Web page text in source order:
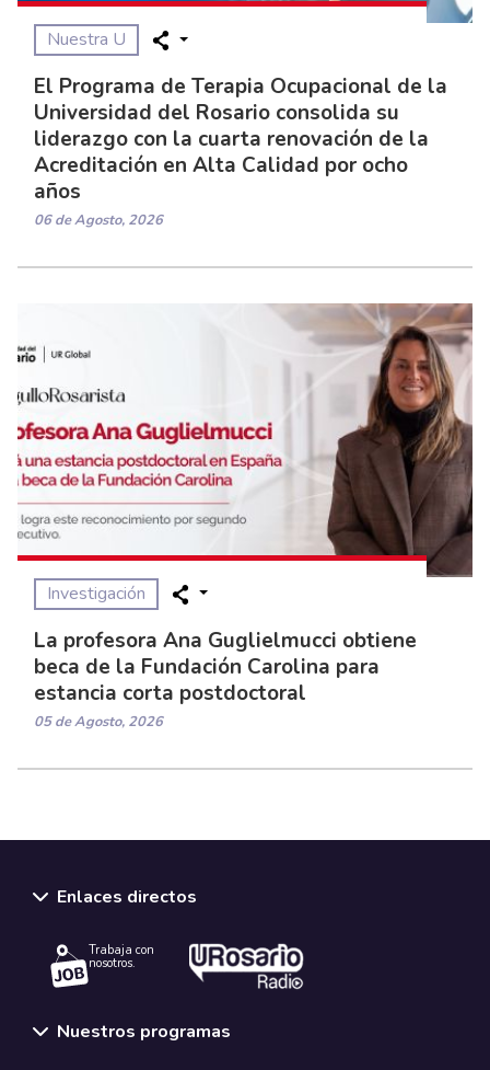
Nuestra U
El Programa de Terapia Ocupacional de la
Universidad del Rosario consolida su
liderazgo con la cuarta renovación de la
Acreditación en Alta Calidad por ocho
años
06 de Agosto, 2026
Investigación
La profesora Ana Guglielmucci obtiene
beca de la Fundación Carolina para
estancia corta postdoctoral
05 de Agosto, 2026
Enlaces directos
Trabaja con
nosotros.
Nuestros programas